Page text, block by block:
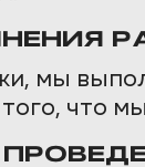
мы
что